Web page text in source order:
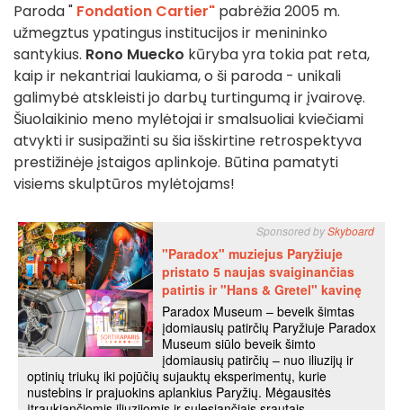
Paroda " Fondation Cartier" pabrėžia 2005 m.
užmegztus ypatingus institucijos ir menininko
santykius. Rono Muecko kūryba yra tokia pat reta,
kaip ir nekantriai laukiama, o ši paroda - unikali
galimybė atskleisti jo darbų turtingumą ir įvairovę.
Šiuolaikinio meno mylėtojai ir smalsuoliai kviečiami
atvykti ir susipažinti su šia išskirtine retrospektyva
prestižinėje įstaigos aplinkoje. Būtina pamatyti
visiems skulptūros mylėtojams!